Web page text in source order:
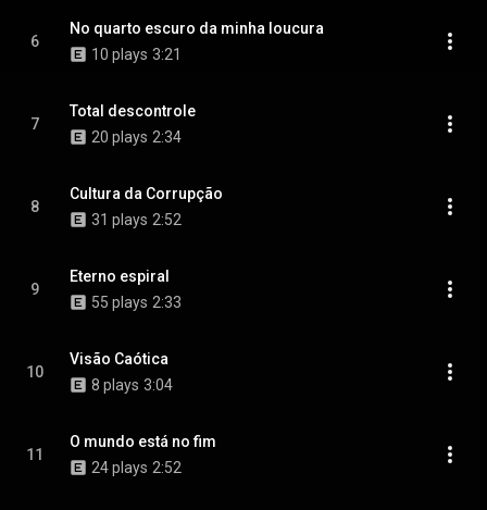
6
No quarto escuro da minha loucura
10 plays 3:21
7
Total descontrole
20 plays 2:34
8
Cultura da Corrupção
31 plays 2:52
9
Eterno espiral
55 plays 2:33
10
Visão Caótica
8 plays 3:04
11
O mundo está no fim
24 plays 2:52